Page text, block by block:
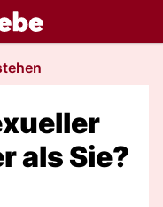
als Sie?